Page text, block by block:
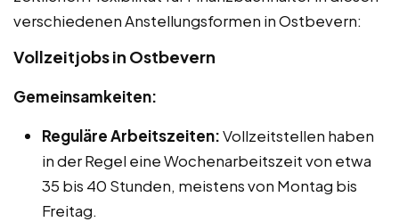
verschiedenen Anstellungsformen in Ostbevern:
Vollzeitjobs in Ostbevern
Gemeinsamkeiten:
Reguläre Arbeitszeiten:Vollzeitstellen haben
in der Regel eine Wochenarbeitszeit von etwa
35 bis 40 Stunden, meistens von Montag bis
Freitag.